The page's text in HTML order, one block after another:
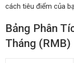
cách tiêu điểm của
Bảng Phân
Tháng (RMB)